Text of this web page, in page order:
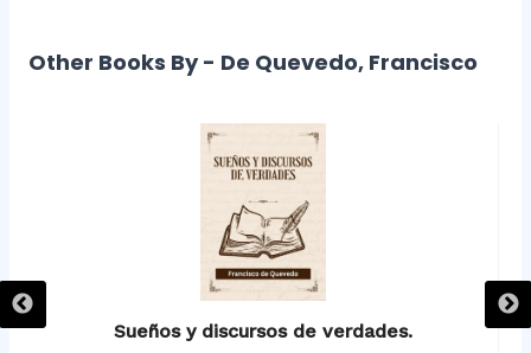
Other Books By - De Quevedo, Francisco
Sueños y discursos de verdades.